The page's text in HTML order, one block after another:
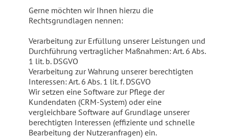
Gerne möchten wir Ihnen hierzu die
Rechtsgrundlagen nennen:
Verarbeitung zur Erfüllung unserer Leistungen und
Durchführung vertraglicher Maßnahmen: Art. 6 Abs.
1 lit. b. DSGVO
Verarbeitung zur Wahrung unserer berechtigten
Interessen: Art. 6 Abs. 1 lit. f. DSGVO
Wir setzen eine Software zur Pflege der
Kundendaten (CRM-System) oder eine
vergleichbare Software auf Grundlage unserer
berechtigten Interessen (effiziente und schnelle
Bearbeitung der Nutzeranfragen) ein.